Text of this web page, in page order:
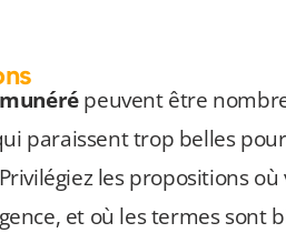
peuvent être
paraissent trop belles
les propositions où
et où les termes sont